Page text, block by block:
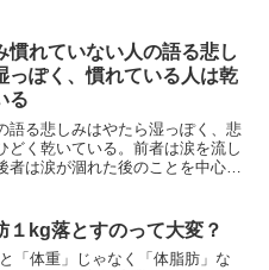
年か...
慣れていない人の語る悲し
っぽく、慣れている人は乾
る
語る悲しみはやたら湿っぽく、悲
どく乾いている。前者は涙を流し
は涙が涸れた後のことを中心に
１kg落とすのって大変？
「体重」じゃなく「体脂肪」な